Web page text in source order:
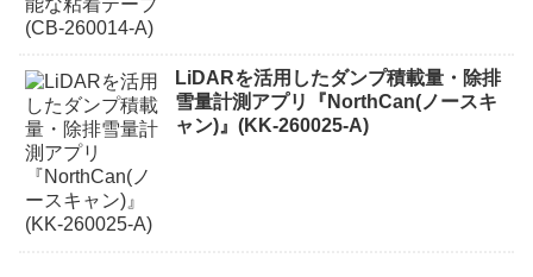
LiDARを活用したダンプ積載量・除排
雪量計測アプリ『NorthCan(ノースキ
ャン)』(KK-260025-A)